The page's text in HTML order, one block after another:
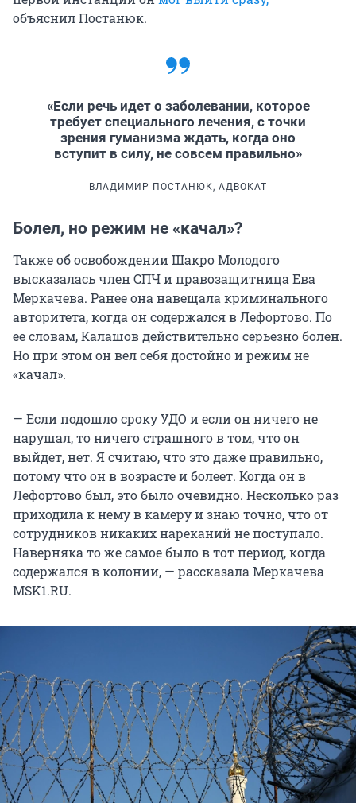
объяснил Постанюк.
«Если речь идет о заболевании, которое
требует специального лечения, с точки
зрения гуманизма ждать, когда оно
вступит в силу, не совсем правильно»
ВЛАДИМИР ПОСТАНЮК, АДВОКАТ
Болел, но режим не «качал»?
Также об освобождении Шакро Молодого
высказалась член СПЧ и правозащитница Ева
Меркачева. Ранее она навещала криминального
авторитета, когда он содержался в Лефортово. По
ее словам, Калашов действительно серьезно болен.
Но при этом он вел себя достойно и режим не
«качал».
— Если подошло сроку УДО и если он ничего не
нарушал, то ничего страшного в том, что он
выйдет, нет. Я считаю, что это даже правильно,
потому что он в возрасте и болеет. Когда он в
Лефортово был, это было очевидно. Несколько раз
приходила к нему в камеру и знаю точно, что от
сотрудников никаких нареканий не поступало.
Наверняка то же самое было в тот период, когда
содержался в колонии, — рассказала Меркачева
MSK1.RU.